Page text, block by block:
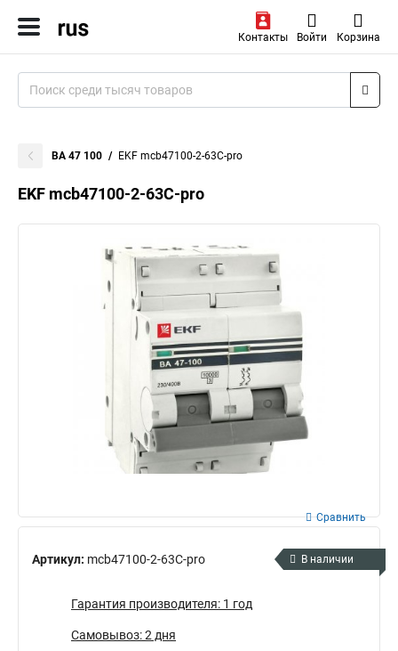
Контакты Войти Корзина
ВА 47 100 EKF mcb47100-2-63C-pro
EKF mcb47100-2-63C-pro
Артикул: mcb47100-2-63C-pro
Сравнить
В наличии
Гарантия производителя: 1 год
Самовывоз: 2 дня